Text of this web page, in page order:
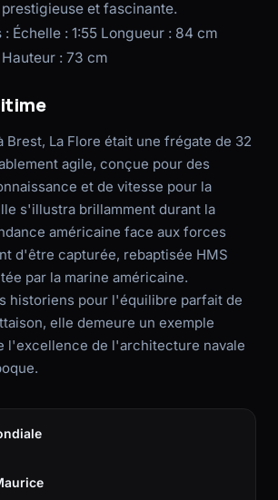
et fascinante.
Échelle : 1:55 Longueur : 84 cm
: 73 cm
Brest, La Flore était une frégate de 32
agile, conçue pour des
et de vitesse pour la
s'illustra brillamment durant la
américaine face aux forces
d'être capturée, rebaptisée HMS
par la marine américaine.
historiens pour l'équilibre parfait de
elle demeure un exemple
l'excellence de l'architecture navale